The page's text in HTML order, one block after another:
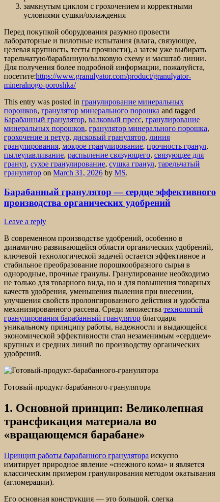
замкнутым циклом с грохочением и корректными
условиями сушки/охлаждения
Перед покупкой оборудования разумно провести
лабораторные и пилотные испытания (влага, связующее,
целевая крупность, тесты прочности), а затем уже выбирать
тарельчатую/барабанную/валковую схему и масштаб линии.
Для получения более подробной информации, пожалуйста,
посетите:https://www.granulyator.com/product/granulyator-
mineralnogo-poroshka/
This entry was posted in гранулирование минеральных
порошков, гранулятор минерального порошка and tagged
Барабанный гранулятор, валковый пресс, гранулирование
минеральных порошков, гранулятор минерального порошка,
грохочение и ретур, дисковый гранулятор, линия
гранулирования, мокрое гранулирование, прочность гранул,
пылеулавливание, распыление связующего, связующее для
гранул, сухое гранулирование, сушка гранул, тарельчатый
гранулятор on March 31, 2026 by MS.
Барабанный гранулятор — сердце эффективного
производства органических удобрений
Leave a reply
В современном производстве удобрений, особенно в
динамично развивающейся области органических удобрений,
ключевой технологической задачей остается эффективное и
стабильное преобразование порошкообразного сырья в
однородные, прочные гранулы. Гранулирование необходимо
не только для товарного вида, но и для повышения товарных
качеств удобрения, уменьшения пыления при внесении,
улучшения свойств пролонгированного действия и удобства
механизированного рассева. Среди множества технологий
гранулирования барабанный гранулятор благодаря
уникальному принципу работы, надежности и выдающейся
экономической эффективности стал незаменимым «сердцем»
крупных и средних линий по производству органических
удобрений.
Готовый-продукт-барабанного-гранулятора
1. Основной принцип: Великолепная
трансфикация материала во
«вращающемся барабане»
Принцип работы барабанного гранулятора искусно
имитирует природное явление «снежного кома» и является
классическим примером гранулирования методом окатывания
(агломерации).
Его основная конструкция — это большой, слегка